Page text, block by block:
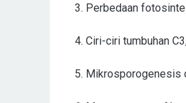
3. Perbedaan
4. Ciri-ciri tumbuhan
5. Mikrosporogenesis